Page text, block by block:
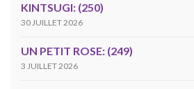
KINTSUGI: (250)
30 JUILLET 2026
UN PETIT ROSE: (249)
3 JUILLET 2026